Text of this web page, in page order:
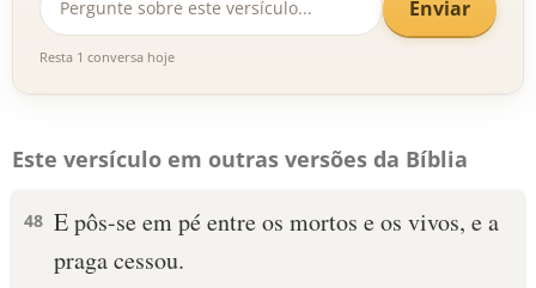
Enviar
Resta 1 conversa hoje
Este versículo em outras versões da Bíblia
48 E pôs-se em pé entre os mortos e os vivos, e a
praga cessou.